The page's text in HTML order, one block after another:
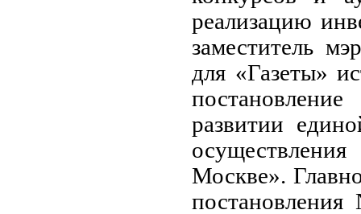
реализацию
заместитель
для «Газеты»
развитии
Москве».